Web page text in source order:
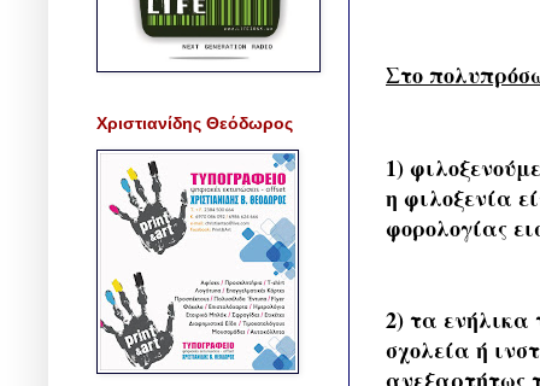
Στο
1)
η φιλοξενία
φορολογίας
2) τα ενήλικα
σχολεία ή
Χριστιανίδης Θεόδωρος